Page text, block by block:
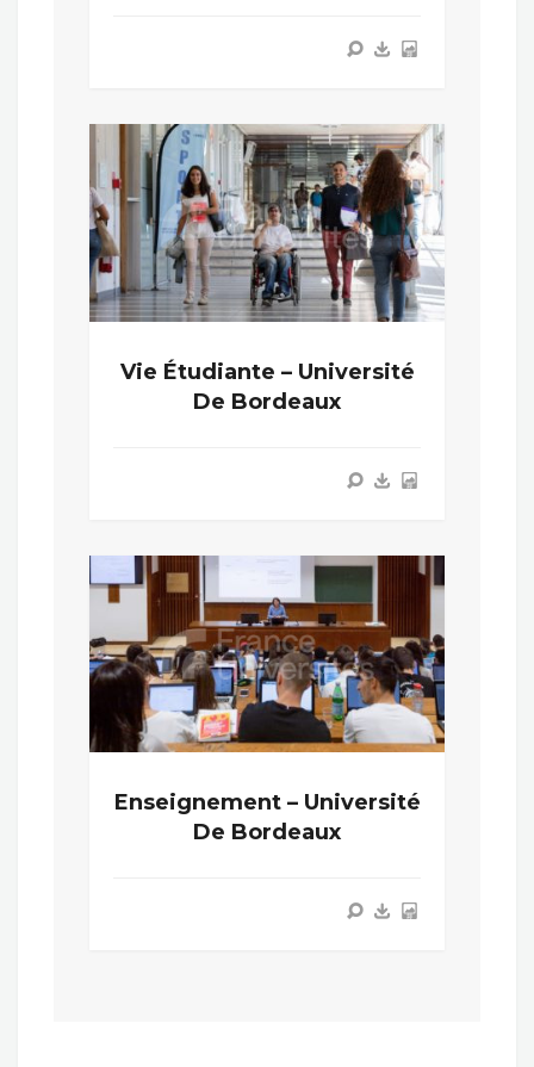
Vie Étudiante – Université
De Bordeaux
Enseignement – Université
De Bordeaux